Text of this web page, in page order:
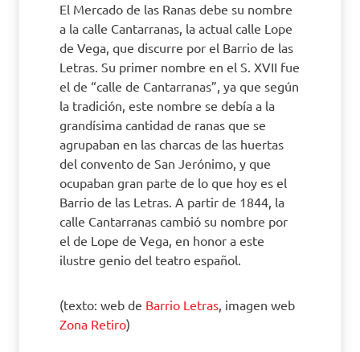
El Mercado de las Ranas debe su nombre
a la calle Cantarranas, la actual calle Lope
de Vega, que discurre por el Barrio de las
Letras. Su primer nombre en el S. XVII fue
el de “calle de Cantarranas”, ya que según
la tradición, este nombre se debía a la
grandísima cantidad de ranas que se
agrupaban en las charcas de las huertas
del convento de San Jerónimo, y que
ocupaban gran parte de lo que hoy es el
Barrio de las Letras. A partir de 1844, la
calle Cantarranas cambió su nombre por
el de Lope de Vega, en honor a este
ilustre genio del teatro español.
(texto: web de Barrio Letras, imagen web
Zona Retiro)